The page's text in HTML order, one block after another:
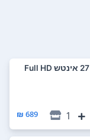
מסך מחשב Dell P2722H ‏27 ‏אינטש Full HD
1
689 ₪